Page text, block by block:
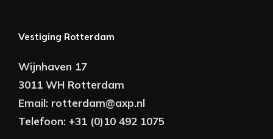
Vestiging Rotterdam
Wijnhaven 17
3011 WH Rotterdam
Email: rotterdam@axp.nl
Telefoon: +31 (0)10 492 1075